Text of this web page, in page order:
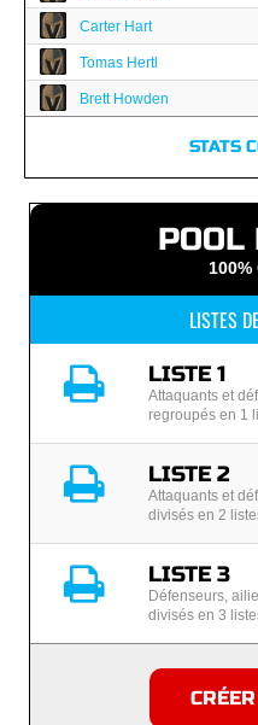
Carter Hart
Tomas Hertl
Brett Howden
STATS
POOL
100%
LISTES
LISTE 1
Attaquants et
regroupés en 1
LISTE 2
Attaquants et
divisés en 2
LISTE 3
Défenseurs,
divisés en 3